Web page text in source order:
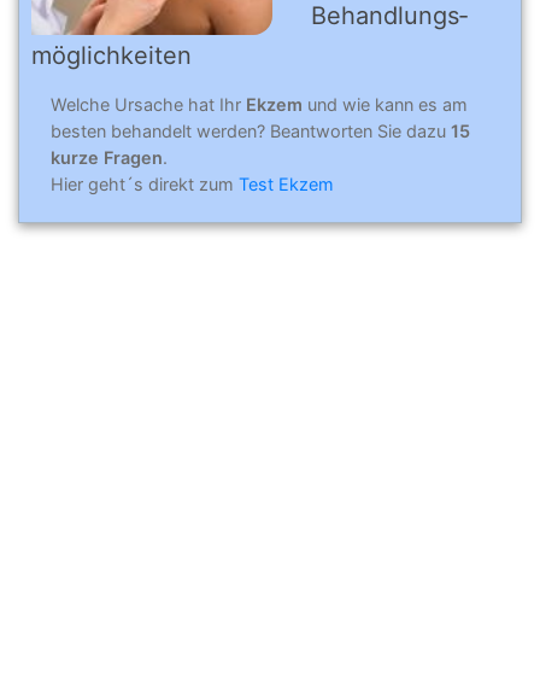
Be­hand­lungs­
mög­lich­kei­ten
Welche Ursache hat Ihr Ekzem und wie kann es am
besten behandelt werden? Beantworten Sie dazu 15
kurze Fragen.
Hier geht´s direkt zum Test Ekzem